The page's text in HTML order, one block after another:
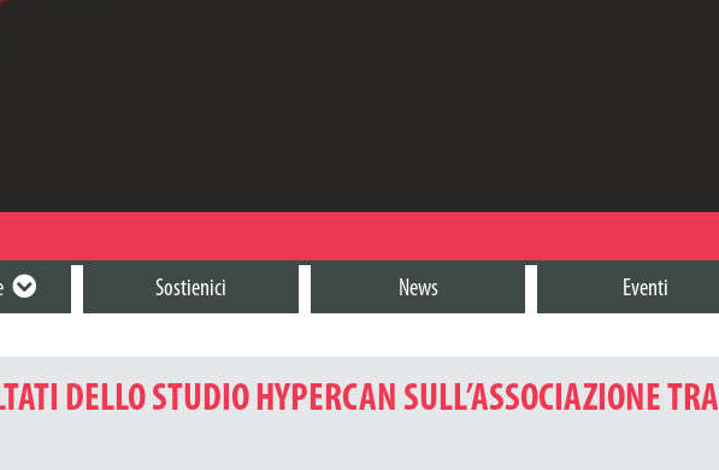
Sostienici News Eventi
DELLO STUDIO HYPERCAN SULL’ASSOCIAZIONE TRA